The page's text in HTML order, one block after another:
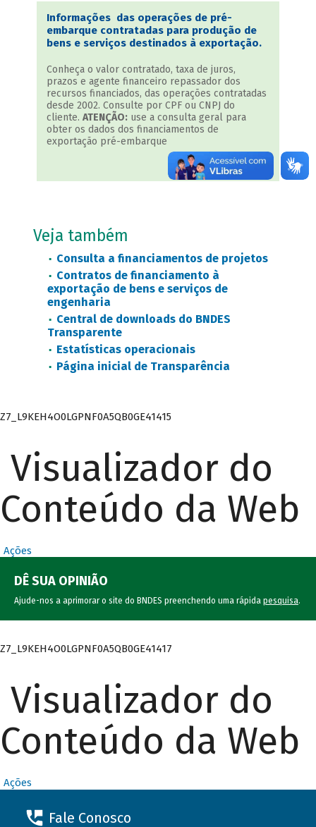
Informações das operações de pré-
embarque contratadas para produção de
bens e serviços destinados à exportação.
Conheça o valor contratado, taxa de juros,
prazos e agente financeiro repassador dos
recursos financiados, das operações contratadas
desde 2002. Consulte por CPF ou CNPJ do
cliente. ATENÇÃO:use a consulta geral para
obter os dados dos financiamentos de
exportação pré-embarque
Veja também
Consulta a financiamentos de projetos
Contratos de financiamento à
exportação de bens e serviços de
engenharia
Central de downloads do BNDES
Transparente
Estatísticas operacionais
Página inicial de Transparência
Z7_L9KEH4O0LGPNF0A5QB0GE41415
Visualizador do
Conteúdo da Web
Ações
DÊ SUA OPINIÃO
Ajude-nos a aprimorar o site do BNDES preenchendo uma rápida pesquisa.
Z7_L9KEH4O0LGPNF0A5QB0GE41417
Visualizador do
Conteúdo da Web
Ações
Fale Conosco